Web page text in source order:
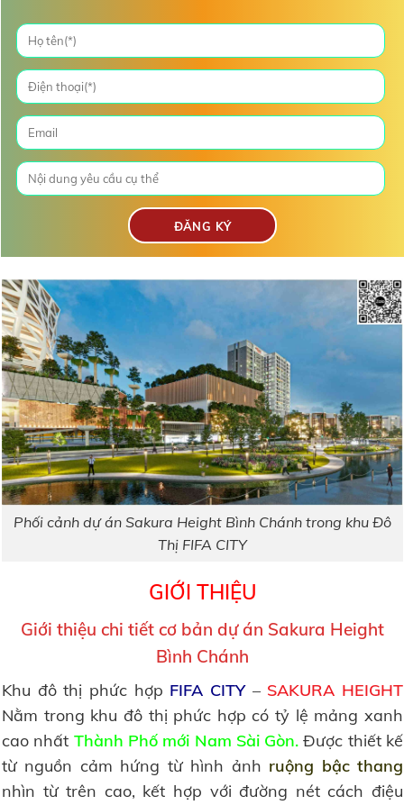
Phối cảnh dự án Sakura Height Bình Chánh trong khu Đô
Thị FIFA CITY
GIỚI THIỆU
Giới thiệu chi tiết cơ bản dự án Sakura Height
Bình Chánh
Khu đô thị phức hợp FIFA CITY– SAKURA HEIGHT
Nằm trong khu đô thị phức hợp có tỷ lệ mảng xanh
cao nhất Thành Phố mới Nam Sài Gòn. Được thiết kế
từ nguồn cảm hứng từ hình ảnh ruộng bậc thang
nhìn từ trên cao, kết hợp với đường nét cách điệu